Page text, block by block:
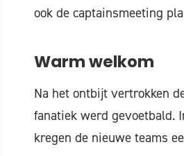
ook de captainsmeeting
Warm welkom
Na het ontbijt vertrokken
fanatiek werd gevoetbald.
kregen de nieuwe teams